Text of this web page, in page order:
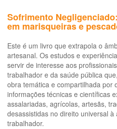
Sofrimento
em marisqueiras e
Este é um livro que extrapola o
artesanal. Os estudos e
servir de interesse aos
trabalhador e da saúde pública
obra temática e compartilhada por
informações técnicas e científicas
assalariadas, agrícolas, artesãs,
desassistidas no direito universal
trabalhador.